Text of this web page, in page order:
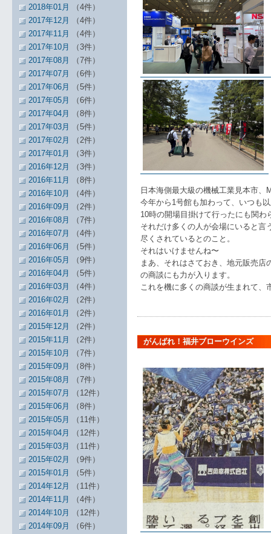
日本海側最大級の機械工業見本市
今年から1号館も加わって、いつも
10時の開場目掛けて行ったにも関
それだけ多くの人が会場にいると言
尽くされているとのこと。
それはいけませんね〜
まあ、それはさておき、地元販売
の商談にも力が入ります。
これを機に多くの商談が生まれて、
がんばれ！福井ブローウインズ
2018年01月
（4件）
2017年12月
（4件）
2017年11月
（4件）
2017年10月
（3件）
2017年08月
（7件）
2017年07月
（6件）
2017年06月
（5件）
2017年05月
（6件）
2017年04月
（8件）
2017年03月
（5件）
2017年02月
（2件）
2017年01月
（3件）
2016年12月
（3件）
2016年11月
（8件）
2016年10月
（4件）
2016年09月
（2件）
2016年08月
（7件）
2016年07月
（4件）
2016年06月
（5件）
2016年05月
（9件）
2016年04月
（5件）
2016年03月
（4件）
2016年02月
（2件）
2016年01月
（2件）
2015年12月
（2件）
2015年11月
（2件）
2015年10月
（7件）
2015年09月
（8件）
2015年08月
（7件）
2015年07月
（12件）
2015年06月
（8件）
2015年05月
（11件）
2015年04月
（12件）
2015年03月
（11件）
2015年02月
（9件）
2015年01月
（5件）
2014年12月
（11件）
2014年11月
（4件）
2014年10月
（12件）
2014年09月
（6件）